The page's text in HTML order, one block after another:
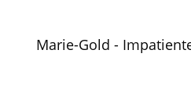
Marie-Gold -